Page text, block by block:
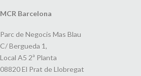
MCR Barcelona
Parc de Negocis Mas Blau
C/ Bergueda 1,
Local A5 2ª Planta
08820 El Prat de Llobregat